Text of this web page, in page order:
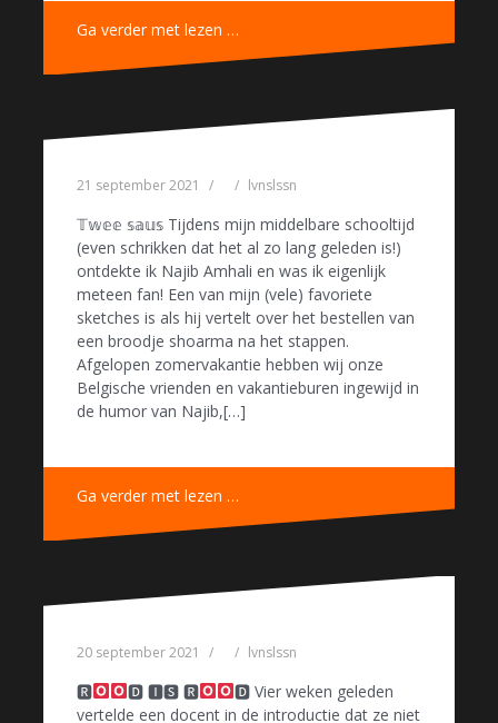
Ga verder met lezen …
21 september 2021 lvnslssn
𝕋𝕨𝕖𝕖 𝕤𝕒𝕦𝕤 Tijdens mijn middelbare schooltijd
(even schrikken dat het al zo lang geleden is!)
ontdekte ik Najib Amhali en was ik eigenlijk
meteen fan! Een van mijn (vele) favoriete
sketches is als hij vertelt over het bestellen van
een broodje shoarma na het stappen.
Afgelopen zomervakantie hebben wij onze
Belgische vrienden en vakantieburen ingewijd in
de humor van Najib,[…]
Ga verder met lezen …
20 september 2021 lvnslssn
🆁 🅳 🅸🆂 🆁
🅳 Vier weken geleden
vertelde een docent in de introductie dat ze niet